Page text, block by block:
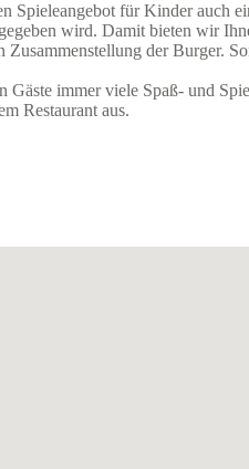
Spieleangebot für Kinder auch
wird. Damit bieten wir
der Burger.
Gäste immer viele Spaß- und
Restaurant aus.